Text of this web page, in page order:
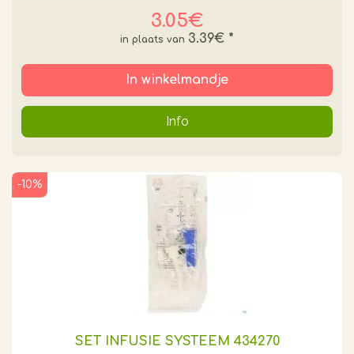
3.05€
3.39€ *
In winkelmandje
Info
SET INFUSIE SYSTEEM 434270
-10%